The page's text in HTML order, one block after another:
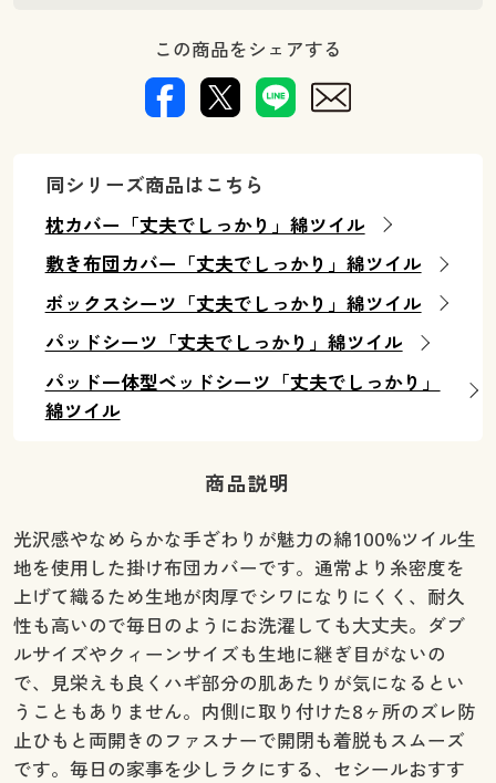
この商品をシェアする
同シリーズ商品はこちら
枕カバー「丈夫でしっかり」綿ツイル
敷き布団カバー「丈夫でしっかり」綿ツイル
ボックスシーツ「丈夫でしっかり」綿ツイル
パッドシーツ「丈夫でしっかり」綿ツイル
パッド一体型ベッドシーツ「丈夫でしっかり」
綿ツイル
商品説明
光沢感やなめらかな手ざわりが魅力の綿100%ツイル生
地を使用した掛け布団カバーです。通常より糸密度を
上げて織るため生地が肉厚でシワになりにくく、耐久
性も高いので毎日のようにお洗濯しても大丈夫。ダブ
ルサイズやクィーンサイズも生地に継ぎ目がないの
で、見栄えも良くハギ部分の肌あたりが気になるとい
うこともありません。内側に取り付けた8ヶ所のズレ防
止ひもと両開きのファスナーで開閉も着脱もスムーズ
です。毎日の家事を少しラクにする、セシールおすす